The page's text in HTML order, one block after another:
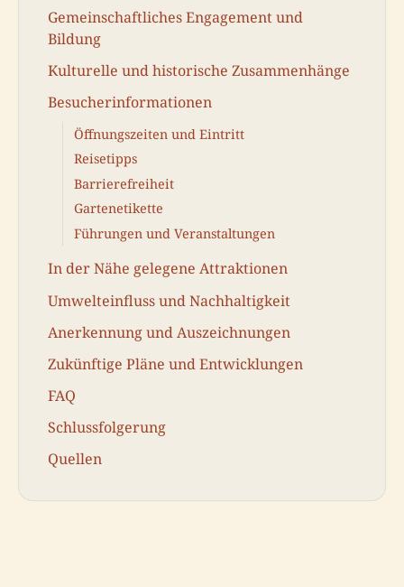
Gemeinschaftliches Engagement und
Bildung
Kulturelle und historische Zusammenhänge
Besucherinformationen
Öffnungszeiten und Eintritt
Reisetipps
Barrierefreiheit
Gartenetikette
Führungen und Veranstaltungen
In der Nähe gelegene Attraktionen
Umwelteinfluss und Nachhaltigkeit
Anerkennung und Auszeichnungen
Zukünftige Pläne und Entwicklungen
FAQ
Schlussfolgerung
Quellen